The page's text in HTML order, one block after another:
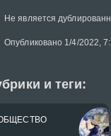
Не является
Опубликовано 1/4/2022,
и теги: